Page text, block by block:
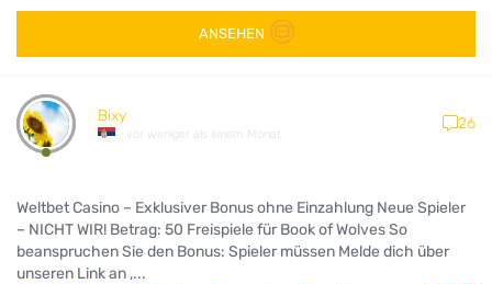
ANSEHEN
Bixy
vor weniger als einem Monat
26
Weltbet Casino – Exklusiver Bonus ohne Einzahlung Neue Spieler
– NICHT WIR! Betrag: 50 Freispiele für Book of Wolves So
beanspruchen Sie den Bonus: Spieler müssen Melde dich über
unseren Link an ,...